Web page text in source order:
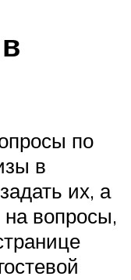
по
в
их, а
на вопросы,